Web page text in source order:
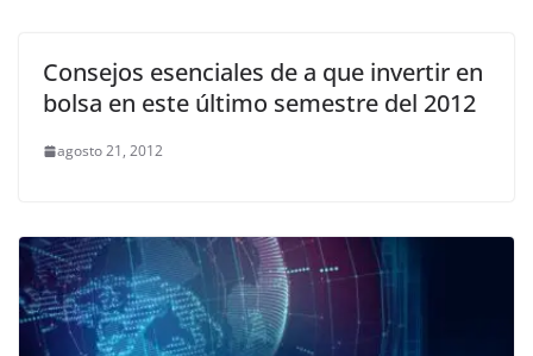
Consejos esenciales de a que invertir en
bolsa en este último semestre del 2012
agosto 21, 2012